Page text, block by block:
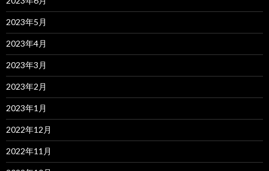
2023年5月
2023年4月
2023年3月
2023年2月
2023年1月
2022年12月
2022年11月